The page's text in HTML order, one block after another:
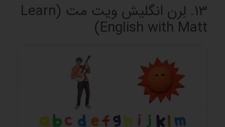
13. لِرن انگلیش ویت مت (Learn
English with Matt)